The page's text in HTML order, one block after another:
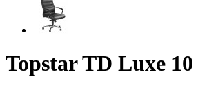
Topstar TD Luxe 10